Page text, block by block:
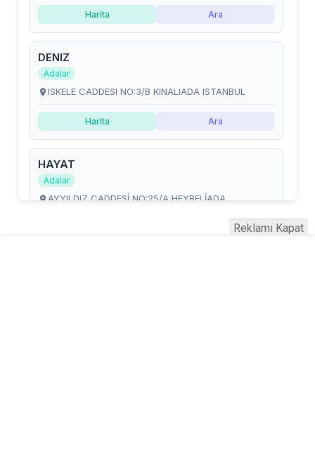
Reklamı Kapat